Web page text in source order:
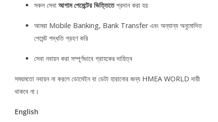
সকল সেবা আগাম পেমেন্টের ভিত্তিতেপ্রদান করা হয়
আমরা Mobile Banking, Bank Transfer এবং অন্যান্য অনুমোদিত
পেমেন্ট পদ্ধতি গ্রহণ করি
সেবা নবায়ন করা সম্পূর্ণভাবে গ্রাহকের দায়িত্ব
সময়মতো নবায়ন না করলে ডোমেইন বা ডেটা হারানোর জন্য HMEA WORLD দায়ী
থাকবে না।
English